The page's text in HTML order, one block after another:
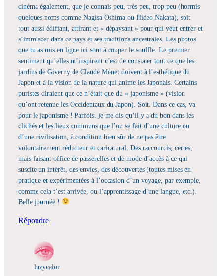
cinéma également, que je connais peu, très peu, trop peu (hormis
quelques noms comme Nagisa Oshima ou Hideo Nakata), soit
tout aussi édifiant, attirant et « dépaysant » pour qui veut entrer et
s’immiscer dans ce pays et ses traditions ancestrales. Les photos
que tu as mis en ligne ici sont à couper le souffle. Le premier
sentiment qu’elles m’inspirent c’est de constater tout ce que les
jardins de Giverny de Claude Monet doivent à l’esthétique du
Japon et à la vision de la nature qui anime les Japonais. Certains
puristes diraient que ce n’était que du « japonisme » (vision
qu’ont retenue les Occidentaux du Japon). Soit. Dans ce cas, va
pour le japonisme ! Parfois, je me dis qu’il y a du bon dans les
clichés et les lieux communs que l’on se fait d’une culture ou
d’une civilisation, à condition bien sûr de ne pas être
volontairement réducteur et caricatural. Des raccourcis, certes,
mais faisant office de passerelles et de mode d’accès à ce qui
suscite un intérêt, des envies, des découvertes (toutes mises en
pratique et expérimentées à l’occasion d’un voyage, par exemple,
comme cela t’est arrivée, ou l’apprentissage d’une langue, etc.).
Belle journée !
Répondre
luzycalor